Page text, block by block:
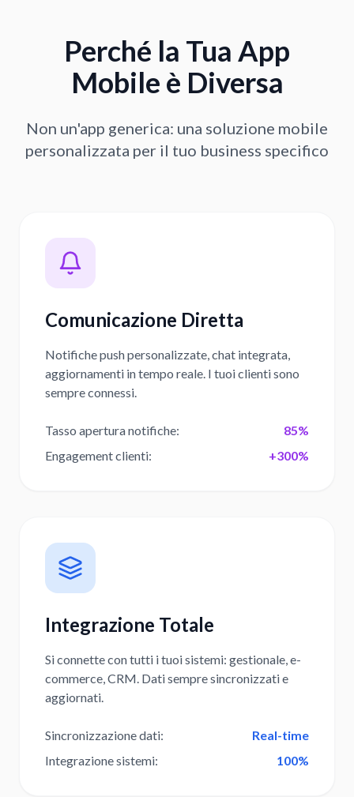
Perché la Tua App
Mobile è Diversa
Non un'app generica: una soluzione mobile
personalizzata per il tuo business specifico
Comunicazione Diretta
Notifiche push personalizzate, chat integrata,
aggiornamenti in tempo reale. I tuoi clienti sono
sempre connessi.
Tasso apertura notifiche:
85%
Engagement clienti: +300%
Integrazione Totale
Si connette con tutti i tuoi sistemi: gestionale, e-
commerce, CRM. Dati sempre sincronizzati e
aggiornati.
Sincronizzazione dati:
Real-time
Integrazione sistemi: 100%